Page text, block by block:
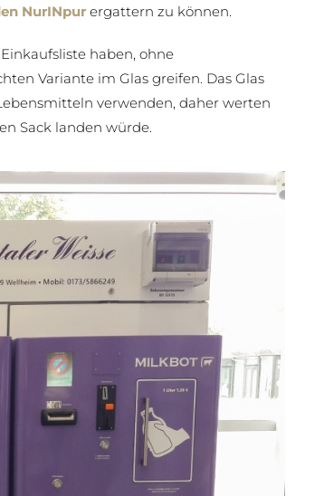
NurINpur ergattern zu können.
haben, ohne
Variante im Glas greifen. Das Glas
verwenden, daher werten
Sack landen würde.